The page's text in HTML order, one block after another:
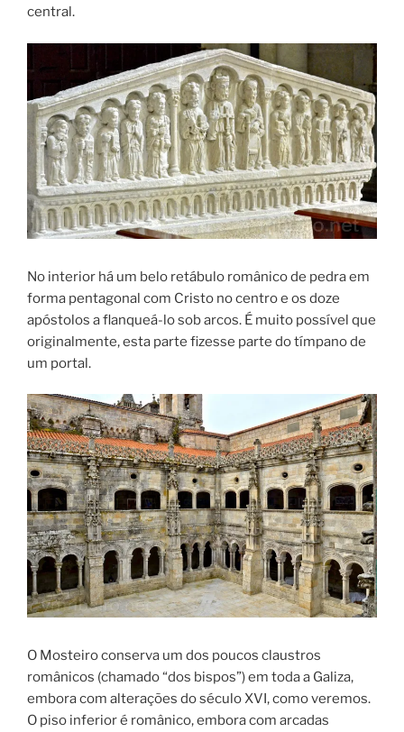
central.
No interior há um belo retábulo românico de pedra em
forma pentagonal com Cristo no centro e os doze
apóstolos a flanqueá-lo sob arcos. É muito possível que
originalmente, esta parte fizesse parte do tímpano de
um portal.
O Mosteiro conserva um dos poucos claustros
românicos (chamado “dos bispos”) em toda a Galiza,
embora com alterações do século XVI, como veremos.
O piso inferior é românico, embora com arcadas